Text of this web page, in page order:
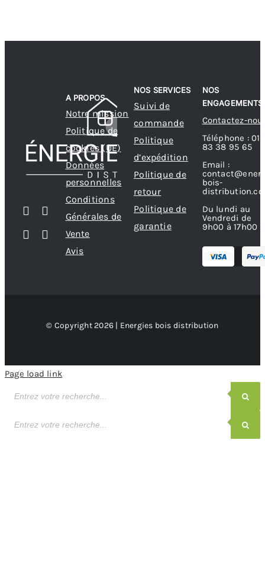
A PROPOS
Notre mission
Politique de
cookies (UE)
Données
personnelles
Conditions
Générales de
Vente
Avis
NOS SERVICES
Suivi de
commande
Politique
d’expédition
Politique de
retour
Politique de
garantie
NOS
ENGAGEMENTS
Contactez-
Téléphone : 01
83 38 95 65
Email :
bois-
Du lundi au
Vendredi de
9h00 à 17h00
© Copyright 2026 | Energies bois distribution
Page load link
de
de